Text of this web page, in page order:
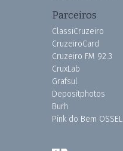
Parceiros
ClassiCruzeiro
CruzeiroCard
Cruzeiro FM 92.3
CruxLab
Grafsul
Depositphotos
Burh
Pink do Bem OSSEL